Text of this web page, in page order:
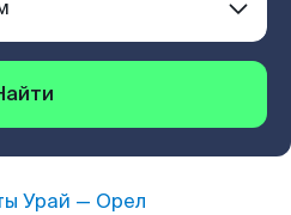
Урай — Орел